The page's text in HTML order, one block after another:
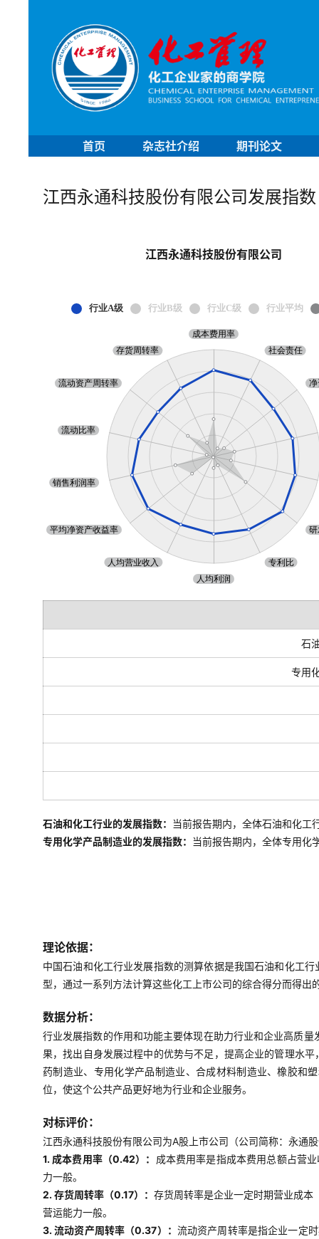
首页 杂志社介绍 期刊论文
江西永通科技股份有限公司发展指数
江西永通科技股份有限公司
石
专用
石油和化工行业的发展指数： 当前报告期内，全体石油和化工
专用化学产品制造业的发展指数： 当前报告期内，全体专用化
理论依据：
中国石油和化工行业发展指数的测算依据是我国石油和化工
型，通过一系列方法计算这些化工上市公司的综合得分而得
数据分析：
行业发展指数的作用和功能主要体现在助力行业和企业高质
果，找出自身发展过程中的优势与不足，提高企业的管理水
药制造业、专用化学产品制造业、合成材料制造业、橡胶和
位，使这个公共产品更好地为行业和企业服务。
对标评价：
江西永通科技股份有限公司为A股上市公司（公司简称：永通
1. 成本费用率（0.42）： 成本费用率是指成本费用总额占营
力一般。
2. 存货周转率（0.17）： 存货周转率是企业一定时期营业成本
营运能力一般。
3. 流动资产周转率（0.37）： 流动资产周转率是指企业一定